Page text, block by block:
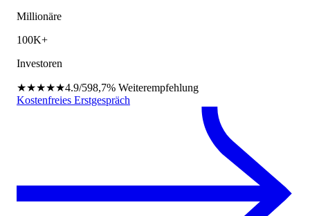
Millionäre
100K+
Investoren
★★★★★4.9/598,7% Weiterempfehlung
Kostenfreies Erstgespräch